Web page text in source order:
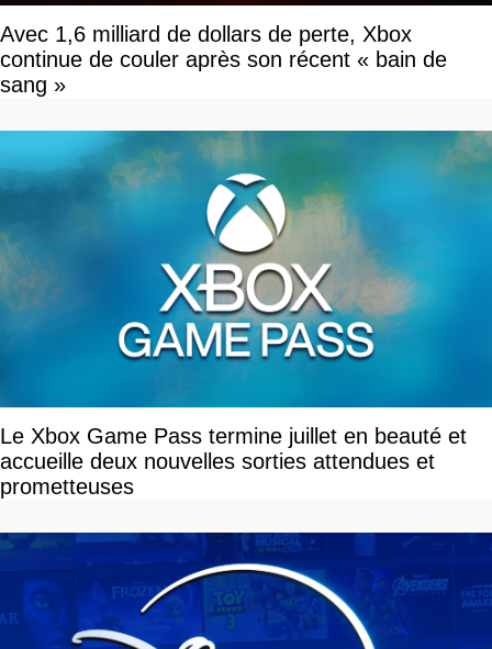
Avec 1,6 milliard de dollars de perte, Xbox
continue de couler après son récent « bain de
sang »
Le Xbox Game Pass termine juillet en beauté et
accueille deux nouvelles sorties attendues et
prometteuses